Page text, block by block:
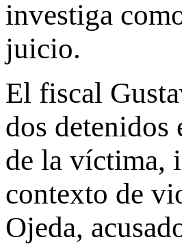
investiga
juicio.
El fiscal
dos
de la víctima,
contexto de
Ojeda,